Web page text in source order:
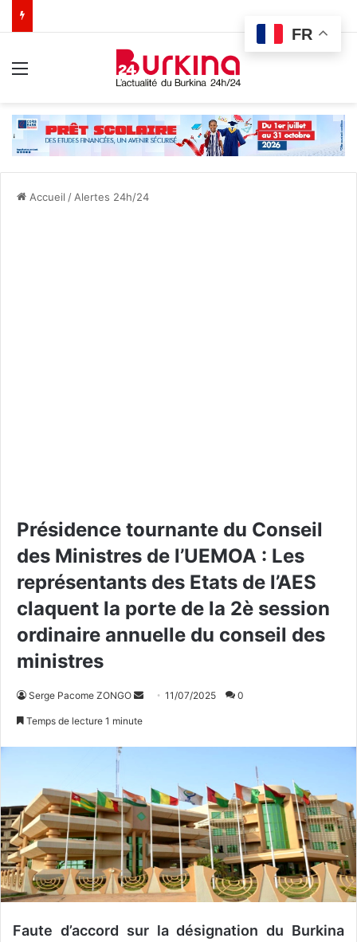
Accueil / Alertes 24h/24
Présidence tournante du Conseil
des Ministres de l’UEMOA : Les
représentants des Etats de l’AES
claquent la porte de la 2è session
ordinaire annuelle du conseil des
ministres
Serge Pacome ZONGO
r
u
n
c
o
u
11/07/2025 0
Temps de lecture 1 minute
Faute d’accord sur la désignation du Burkina
FR